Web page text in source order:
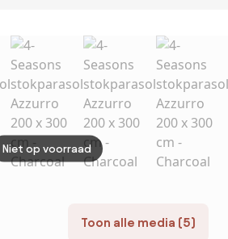
Toon alle media (5)
Niet op voorraad